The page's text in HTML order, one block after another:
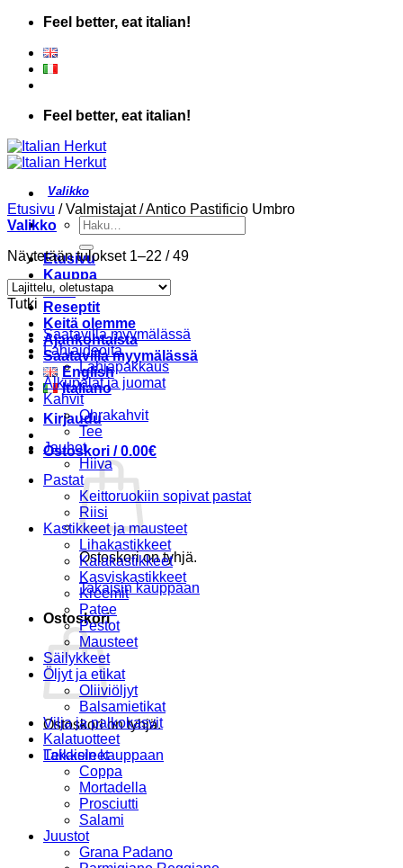
Skip
content
Feel better, eat italian!
Feel better, eat italian!
Etsi:
Etusivu
Kauppa
Liike
Reseptit
Keitä olemme
Ajankohtaista
Saatavilla myymälässä
English
Italiano
Kirjaudu
Ostoskori /0.00€
Ostoskori on tyhjä.
Takaisin kauppaan
Ostoskori
Ostoskori on tyhjä.
Takaisin kauppaan
Etusivu /Valmistajat/Antico Pastificio Umbro
Valikko
Näytetään tulokset 1–22 / 49
Tutki
Saatavilla myymälässä
Lahjaideoita
Lahjapakkaus
Alkupalat ja juomat
Kahvit
Ohrakahvit
Tee
Jauhot
Hiiva
Pastat
Keittoruokiin sopivat pastat
Riisi
Kastikkeet ja mausteet
Lihakastikkeet
Kalakastikkeet
Kasviskastikkeet
Kreemit
Patee
Pestot
Mausteet
Säilykkeet
Öljyt ja etikat
Oliiviöljyt
Balsamietikat
Vilja ja palkokasvit
Kalatuotteet
Leikkeleet
Coppa
Mortadella
Prosciutti
Salami
Juustot
Grana Padano